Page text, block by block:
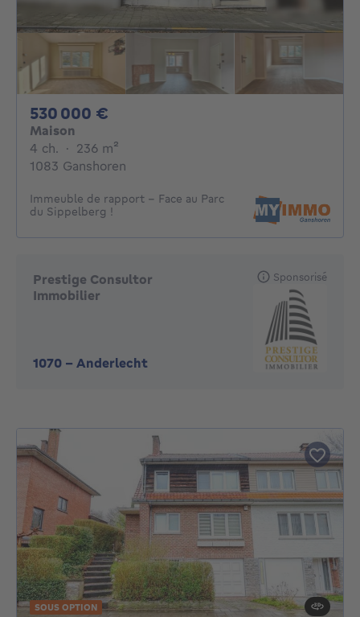
530 000 €
Maison
4 ch. 4 chambres
· 236 m²
1083 Ganshoren
Immeuble de rapport – Face au Parc
du Sippelberg !
Prestige Consultor
Immobilier
1070 - Anderlecht
Sponsorisé
SOUS OPTION